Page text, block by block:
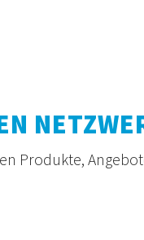
Produkte,